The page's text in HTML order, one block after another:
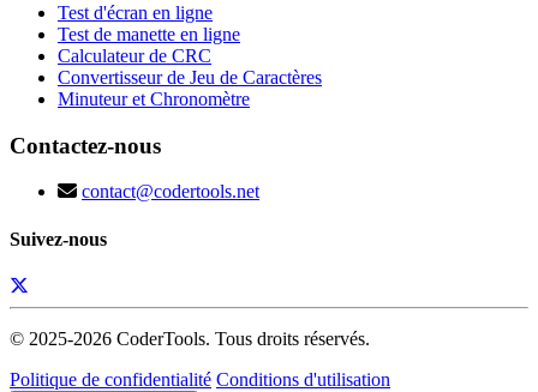
Test d'écran en ligne
Test de manette en ligne
Calculateur de CRC
Convertisseur de Jeu de Caractères
Minuteur et Chronomètre
Contactez-nous
contact@codertools.net
Suivez-nous
© 2025-2026 CoderTools. Tous droits réservés.
Politique de confidentialité Conditions d'utilisation